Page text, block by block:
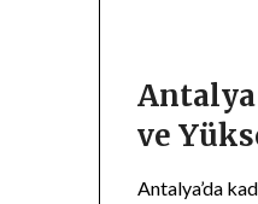
Antalya
ve
Antalya’da